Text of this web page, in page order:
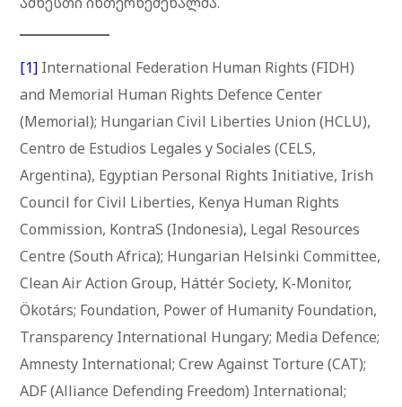
[1] International Federation Human Rights (FIDH)
and Memorial Human Rights Defence Center
(Memorial); Hungarian Civil Liberties Union (HCLU),
Centro de Estudios Legales y Sociales (CELS,
Argentina), Egyptian Personal Rights Initiative, Irish
Council for Civil Liberties, Kenya Human Rights
Commission, KontraS (Indonesia), Legal Resources
Centre (South Africa); Hungarian Helsinki Committee,
Clean Air Action Group, Háttér Society, K-Monitor,
Ökotárs; Foundation, Power of Humanity Foundation,
Transparency International Hungary; Media Defence;
Amnesty International; Crew Against Torture (CAT);
ADF (Alliance Defending Freedom) International;